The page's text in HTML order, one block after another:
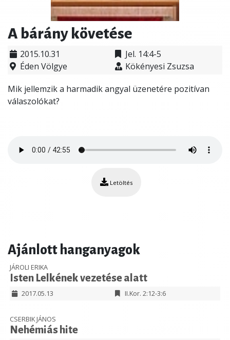
A bárány követése
2015.10.31
Éden Völgye
Jel. 14:4-5
Kökényesi Zsuzsa
Mik jellemzik a harmadik angyal üzenetére pozitívan
válaszolókat?
Letöltés
Ajánlott hanganyagok
JÁROLI ERIKA
Isten Lelkének vezetése alatt
2017.05.13 II.Kor. 2:12-3:6
CSERBIK JÁNOS
Nehémiás hite